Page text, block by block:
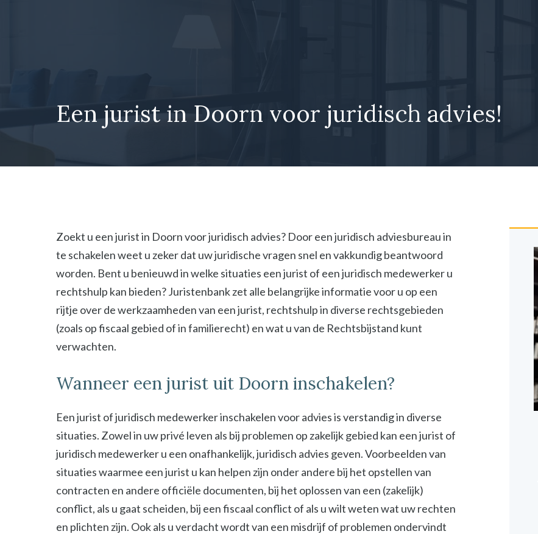
Een jurist in Doorn voor juridisch advies!
Zoekt u een jurist in Doorn voor juridisch advies? Door een juridisch adviesbureau in
te schakelen weet u zeker dat uw juridische vragen snel en vakkundig beantwoord
worden. Bent u benieuwd in welke situaties een jurist of een juridisch medewerker u
rechtshulp kan bieden? Juristenbank zet alle belangrijke informatie voor u op een
rijtje over de werkzaamheden van een jurist, rechtshulp in diverse rechtsgebieden
(zoals op fiscaal gebied of in familierecht) en wat u van de Rechtsbijstand kunt
verwachten.
Wanneer een jurist uit Doorn inschakelen?
Een jurist of juridisch medewerker inschakelen voor advies is verstandig in diverse
situaties. Zowel in uw privé leven als bij problemen op zakelijk gebied kan een jurist of
juridisch medewerker u een onafhankelijk, juridisch advies geven. Voorbeelden van
situaties waarmee een jurist u kan helpen zijn onder andere bij het opstellen van
contracten en andere officiële documenten, bij het oplossen van een (zakelijk)
conflict, als u gaat scheiden, bij een fiscaal conflict of als u wilt weten wat uw rechten
en plichten zijn. Ook als u verdacht wordt van een misdrijf of problemen ondervindt